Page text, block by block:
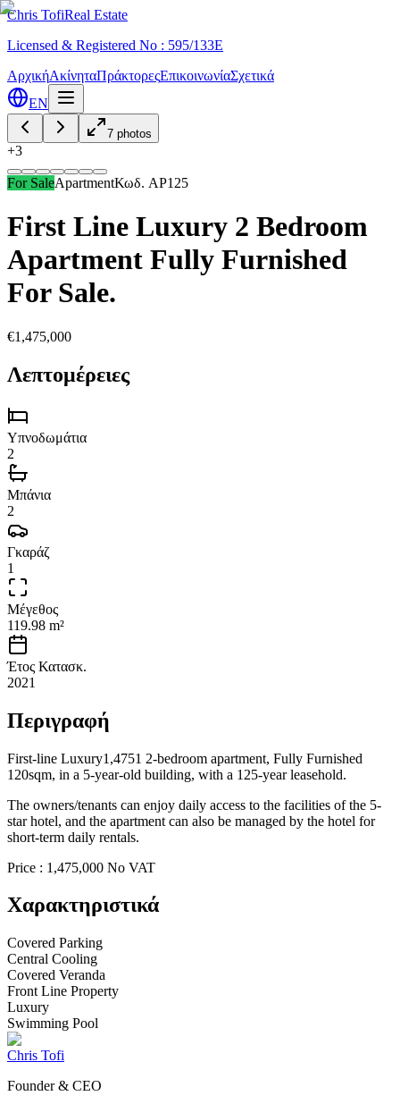
Chris TofiReal Estate
Licensed & Registered No : 595/133E
ΑρχικήΑκίνηταΠράκτορεςΕπικοινωνίαΣχετικά
EN
7 photos
+3
For SaleApartmentΚωδ. AP125
First Line Luxury 2 Bedroom
Apartment Fully Furnished
For Sale.
€1,475,000
Λεπτομέρειες
Υπνοδωμάτια
2
Μπάνια
2
Γκαράζ
1
Μέγεθος
119.98 m²
Έτος Κατασκ.
2021
Περιγραφή
First-line Luxury1,4751 2-bedroom apartment, Fully Furnished
120sqm, in a 5-year-old building, with a 125-year leasehold.
The owners/tenants can enjoy daily access to the facilities of the 5-
star hotel, and the apartment can also be managed by the hotel for
short-term daily rentals.
Price : 1,475,000 No VAT
Χαρακτηριστικά
Covered Parking
Central Cooling
Covered Veranda
Front Line Property
Luxury
Swimming Pool
Chris Tofi
Founder & CEO